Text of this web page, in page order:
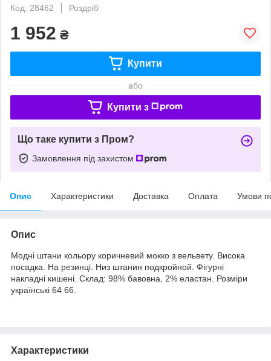
Код: 28462
Роздріб
1 952 ₴
Купити
або
Купити з
Що таке купити з Пром?
Замовлення під захистом
Опис Характеристики Доставка Оплата Умови
Опис
Модні штани кольору коричневий мокко з вельвету. Висока
посадка. На резинці. Низ штанин подкройной. Фігурні
накладні кишені. Склад: 98% бавовна, 2% еластан. Розміри
українські 64 66.
Характеристики